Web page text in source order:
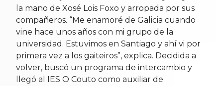
la mano de Xosé Lois Foxo y arropada por sus
compañeros. “Me enamoré de Galicia cuando
vine hace unos años con mi grupo de la
universidad. Estuvimos en Santiago y ahí vi por
primera vez a los gaiteiros”, explica. Decidida a
volver, buscó un programa de intercambio y
llegó al IES O Couto como auxiliar de